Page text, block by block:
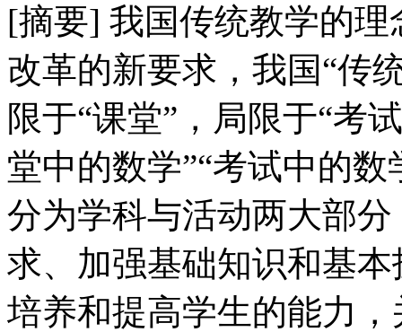
[摘要] 我国传统教学的
改革的新要求，我国“传
限于“课堂”，局限于“考
堂中的数学”“考试中的
分为学科与活动两大部
求、加强基础知识和基
培养和提高学生的能力